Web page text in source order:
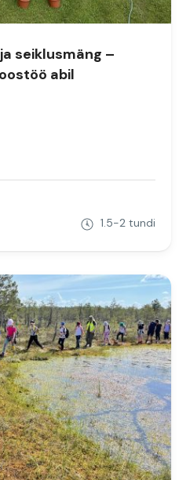
seiklusmäng –
abil
1.5-2 tundi